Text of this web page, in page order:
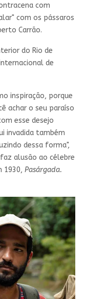
com
com os pássaros
Carrão.
do Rio de
de
inspiração, porque
achar o seu paraíso
esse desejo
invadida também
dessa forma",
alusão ao célebre
1930, Pasárgada.